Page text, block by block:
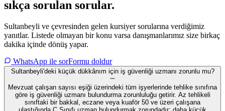
sıkça sorulan sorular.
Sultanbeyli ve çevresinden gelen kursiyer sorularına verdiğimiz
yanıtlar. Listede olmayan bir konu varsa danışmanlarımız size birkaç
dakika içinde dönüş yapar.
WhatsApp ile sorFormu doldur
Sultanbeyli'deki küçük dükkânım için iş güvenliği uzmanı zorunlu mu?
Mevzuat çalışan sayısı eşiği üzerindeki tüm işyerlerinde tehlike sınıfına
göre iş güvenliği uzmanı bulundurma zorunluluğu getirir. Az tehlikeli
sınıftaki bir bakkal, eczane veya kuaför 50 ve üzeri çalışana